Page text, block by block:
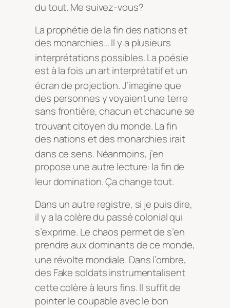
du tout. Me suivez-vous?
La prophétie de la fin des nations et
des monarchies… Il y a plusieurs
interprétations possibles. La poésie
est à la fois un art interprétatif et un
écran de projection. J’imagine que
des personnes y voyaient une terre
sans frontière, chacun et chacune se
trouvant citoyen du monde. La fin
des nations et des monarchies irait
dans ce sens. Néanmoins, j’en
propose une autre lecture: la fin de
leur domination. Ça change tout.
Dans un autre registre, si je puis dire,
il y a la colère du passé colonial qui
s’exprime. Le chaos permet de s’en
prendre aux dominants de ce monde,
une révolte mondiale. Dans l’ombre,
des Fake soldats instrumentalisent
cette colère à leurs fins. Il suffit de
pointer le coupable avec le bon